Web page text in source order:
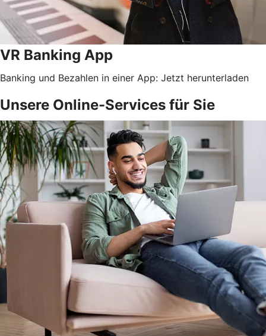
VR Banking App
Banking und Bezahlen in einer App: Jetzt herunterladen
Unsere Online-Services für Sie